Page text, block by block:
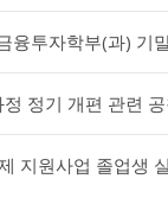
융투자학부(과) 기
정기 개편 관련
지원사업 졸업생